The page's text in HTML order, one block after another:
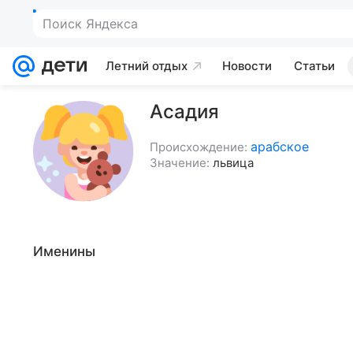
Поиск Яндекса
Летний отдых Новости Статьи
Асадия
Происхождение: арабское
Значение: львица
Именины